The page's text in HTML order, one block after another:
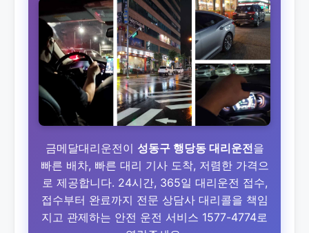
금메달대리운전이 성동구 행당동 대리운전을
빠른 배차, 빠른 대리 기사 도착, 저렴한 가격으
로 제공합니다. 24시간, 365일 대리운전 접수,
접수부터 완료까지 전문 상담사 대리콜을 책임
지고 관제하는 안전 운전 서비스 1577-4774로